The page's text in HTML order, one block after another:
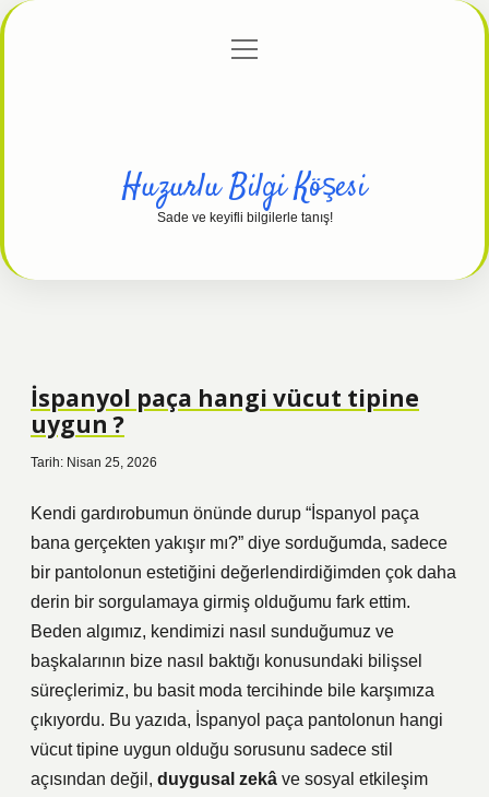
Gizlilik Politikası
menüyü
Huzurlu Bilgi Köşesi
Sade ve keyifli bilgilerle tanış!
İspanyol paça hangi vücut tipine
uygun ?
Tarih: Nisan 25, 2026
Kendi gardırobumun önünde durup “İspanyol paça
bana gerçekten yakışır mı?” diye sorduğumda, sadece
bir pantolonun estetiğini değerlendirdiğimden çok daha
derin bir sorgulamaya girmiş olduğumu fark ettim.
Beden algımız, kendimizi nasıl sunduğumuz ve
başkalarının bize nasıl baktığı konusundaki bilişsel
süreçlerimiz, bu basit moda tercihinde bile karşımıza
çıkıyordu. Bu yazıda, İspanyol paça pantolonun hangi
vücut tipine uygun olduğu sorusunu sadece stil
açısından değil, duygusal zekâ ve sosyal etkileşim